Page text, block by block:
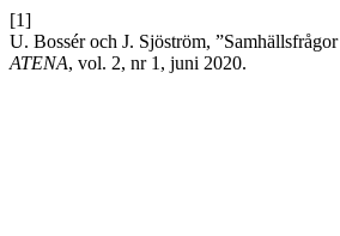
[1]
U. Bossér och J. Sjöström,
ATENA, vol. 2, nr 1, juni 2020.